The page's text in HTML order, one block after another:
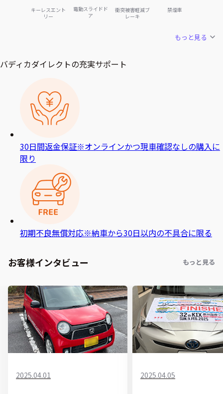
キーレスエント
リー
電動スライドド
ア
衝突被害軽減ブ
レーキ
禁煙車
もっと見る
バディカダイレクトの充実サポート
30日間返金保証※オンラインかつ現車確認なしの購入に
限り
初期不良無償対応※納車から30日以内の不具合に限る
お客様インタビュー もっと見る
2025.04.01 2025.04.05